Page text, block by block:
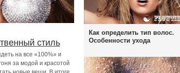
стиль
на все «100%» и
за модой и красотой
Как определить тип волос.
Особенности ухода